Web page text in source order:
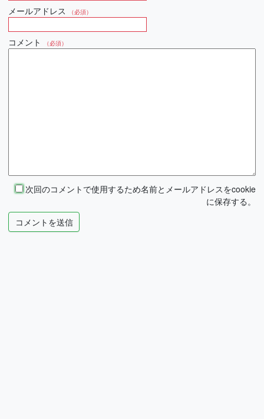
メールアドレス （必須）
コメント （必須）
次回のコメントで使用するため名前とメールアドレスをcookie
に保存する。